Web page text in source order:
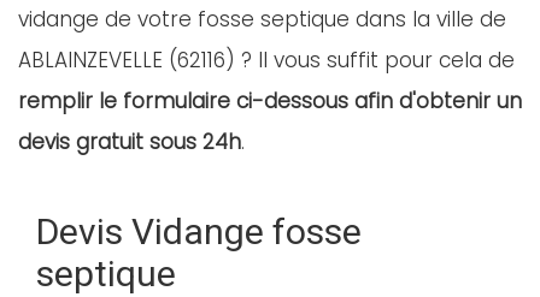
vidange de votre fosse septique dans la ville de
ABLAINZEVELLE (62116) ? Il vous suffit pour cela de
remplir le formulaire ci-dessous afin d'obtenir un
devis gratuit sous 24h.
Devis Vidange fosse
septique